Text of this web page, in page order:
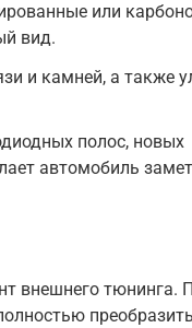
или
вид.
и камней, а также
полос, новых
автомобиль
внешнего тюнинга.
преобразить